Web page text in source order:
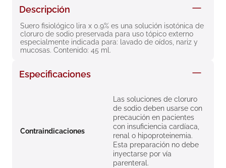
Descripción
Suero fisiológico lira x 0.9% es una solución isotónica de
cloruro de sodio preservada para uso tópico externo
especialmente indicada para: lavado de oídos, nariz y
mucosas. Contenido: 45 ml.
Especificaciones
Contraindicaciones
Las soluciones de cloruro
de sodio deben usarse con
precaución en pacientes
con insuficiencia cardíaca,
renal o hipoproteinemia.
Esta preparación no debe
inyectarse por vía
parenteral.
6 megacistin
7 . degraler
8. roche posay
10.pañales